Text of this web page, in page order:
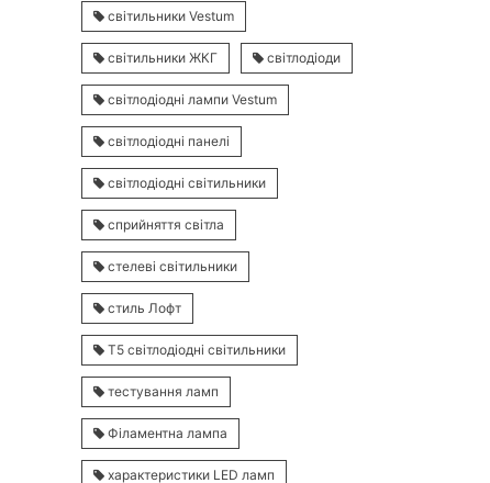
світильники Vestum
світильники ЖКГ світлодіоди
світлодіодні лампи Vestum
світлодіодні панелі
світлодіодні світильники
сприйняття світла
стелеві світильники
стиль Лофт
Т5 світлодіодні світильники
тестування ламп
Філаментна лампа
характеристики LED ламп